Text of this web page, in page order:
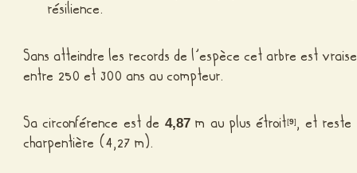
résilience.
Sans atteindre les records de l’espèce cet arbre est
entre 250 et 300 ans au compteur.
Sa circonférence est de4,87 m au plus étroit[9], et reste
charpentière (4,27 m).